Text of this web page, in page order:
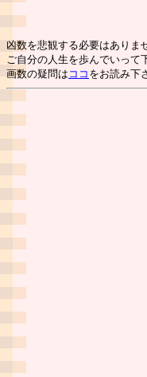
凶数を悲観する必要はありま
ご自分の人生を歩んでいって
画数の疑問は ココ をお読み下